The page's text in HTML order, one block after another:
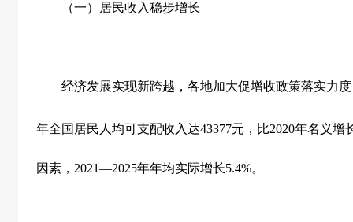
（一）居民收入稳步增长
经济发展实现新跨越，各地加大促增收政策落实力度
年全国居民人均可支配收入达43377元，比2020年名义增
因素， 2021—2025年年均实际增长5.4%。